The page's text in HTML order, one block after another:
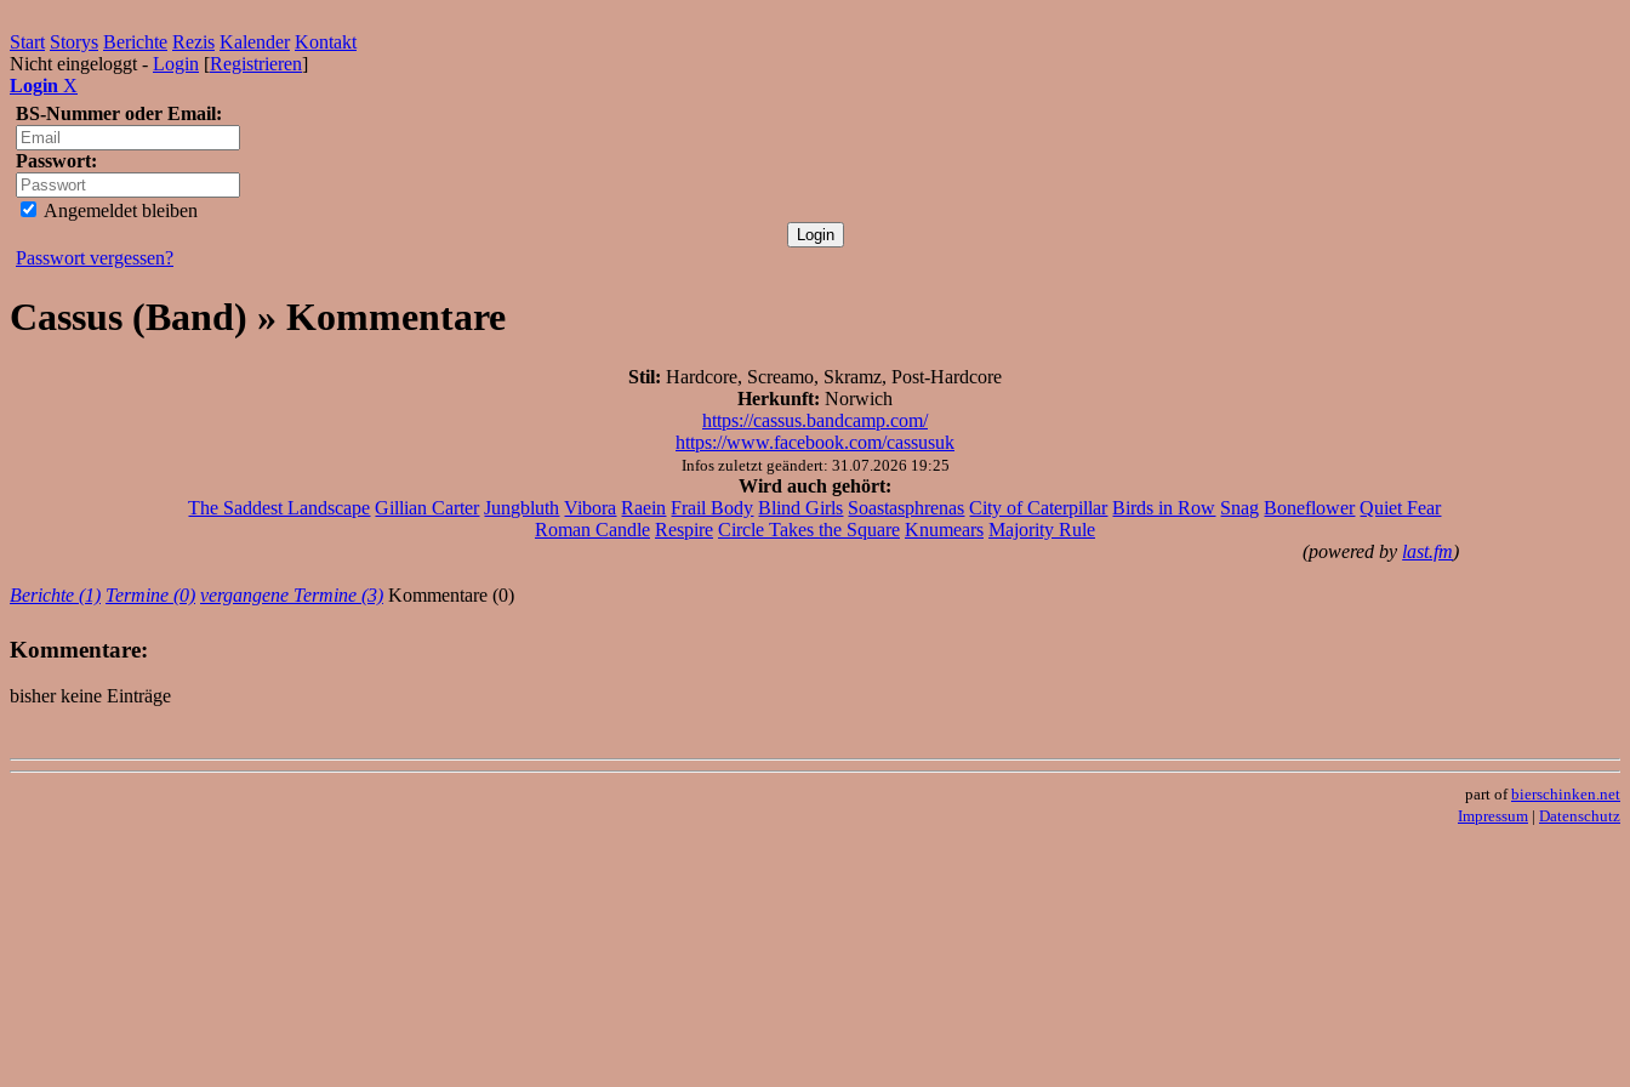
Start Storys Berichte Rezis Kalender Kontakt
Nicht eingeloggt - Login [Registrieren]
Login X
BS-Nummer oder Email:
Passwort:
Angemeldet bleiben
Passwort vergessen?
Cassus (Band) » Kommentare
Stil: Hardcore, Screamo, Skramz, Post-Hardcore
Herkunft: Norwich
https://cassus.bandcamp.com/
https://www.facebook.com/cassusuk
Infos zuletzt geändert: 31.07.2026 19:25
Wird auch gehört:
The Saddest Landscape Gillian Carter Jungbluth Vibora Raein Frail Body Blind Girls Soastasphrenas City of Caterpillar Birds in Row Snag Boneflower Quiet Fear
Roman Candle Respire Circle Takes the Square Knumears Majority Rule
(powered by last.fm)
Berichte (1) Termine (0) vergangene Termine (3) Kommentare (0)
Kommentare:
bisher keine Einträge
part ofbierschinken.net
Impressum | Datenschutz